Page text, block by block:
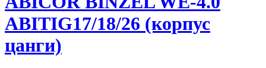
ABITIG17/18/26 (корпус
цанги)